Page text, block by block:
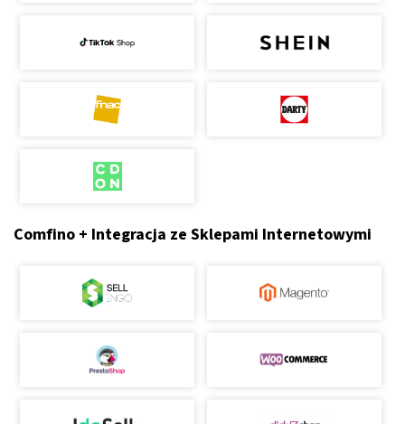
Comfino + Integracja ze Sklepami Internetowymi